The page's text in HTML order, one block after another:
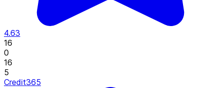
4.63
16
0
16
5
Credit365